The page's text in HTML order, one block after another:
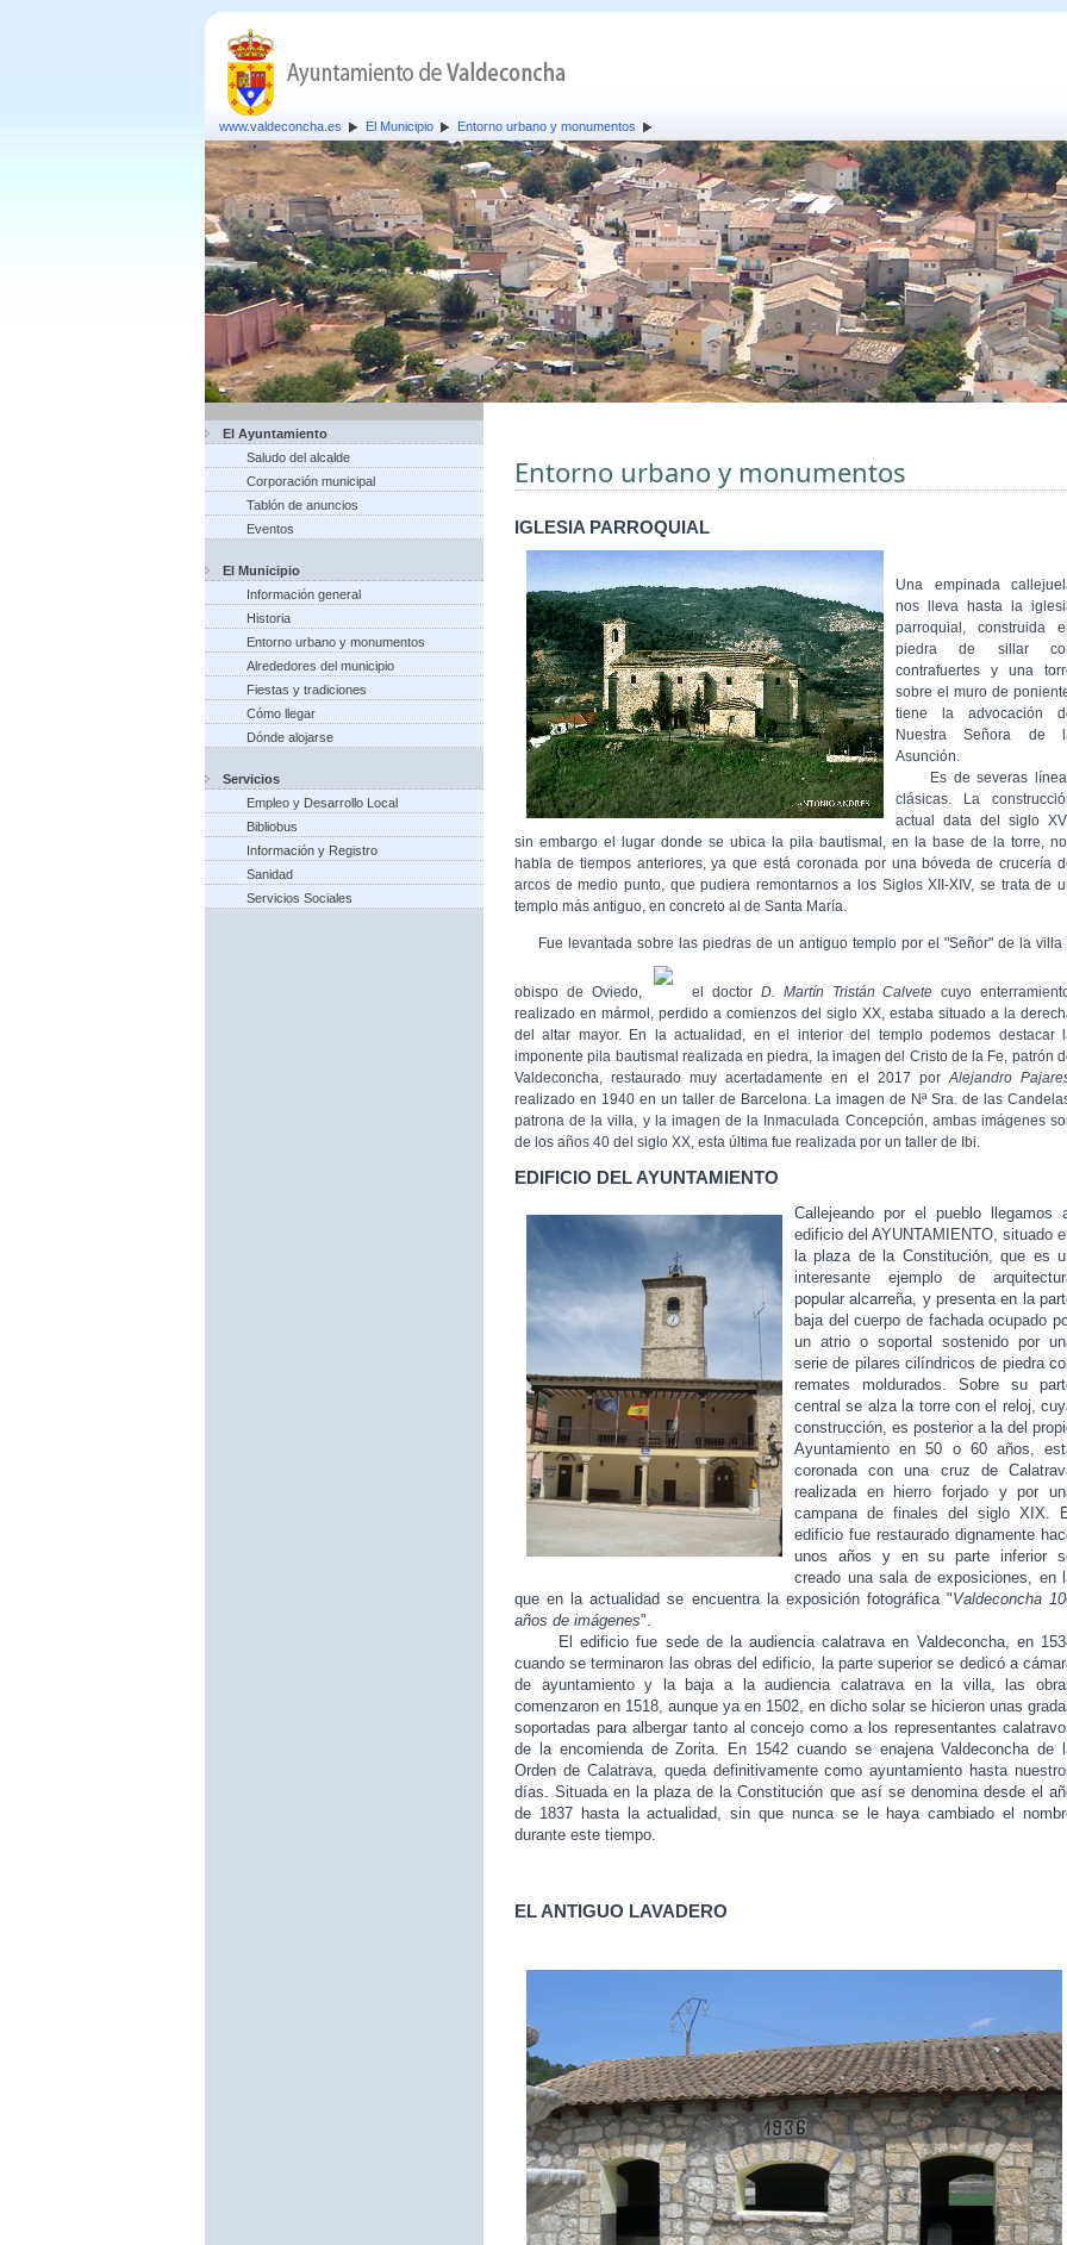
www.valdeconcha.es El Municipio Entorno urbano y monumentos
El Ayuntamiento
Saludo del alcalde
Corporación municipal
Tablón de anuncios
Eventos
El Municipio
Información general
Historia
Entorno urbano y monumentos
Alrededores del municipio
Fiestas y tradiciones
Cómo llegar
Dónde alojarse
Servicios
Empleo y Desarrollo Local
Bibliobus
Información y Registro
Sanidad
Servicios Sociales
Entorno urbano y monumentos
IGLESIA PARROQUIAL
Una empinada
nos lleva hasta la
parroquial, construida
piedra de sillar
contrafuertes y una
sobre el muro de
tiene la advocación
Nuestra Señora de
Asunción.
Es de severas
clásicas. La
actual data del siglo
sin embargo el lugar donde se ubica la pila bautismal, en la base de la torre,
habla de tiempos anteriores, ya que está coronada por una bóveda de crucería
arcos de medio punto, que pudiera remontarnos a los Siglos XII-XIV, se trata de
templo más antiguo, en concreto al de Santa María.
Fue levantada sobre las piedras de un antiguo templo por el "Señor" de la villa
obispo de Oviedo, el doctorD. Martín Tristán Calvete cuyo
realizado en mármol, perdido a comienzos del siglo XX, estaba situado a la
del altar mayor. En la actualidad, en el interior del templo podemos destacar
imponente pila bautismal realizada en piedra, la imagen del Cristo de la Fe, patrón
Valdeconcha, restaurado muy acertadamente en el 2017 por Alejandro
realizado en 1940 en un taller de Barcelona. La imagen de Nª Sra. de las
patrona de la villa, y la imagen de la Inmaculada Concepción, ambas imágenes
de los años 40 del siglo XX, esta última fue realizada por un taller de Ibi.
EDIFICIO DEL AYUNTAMIENTO
Callejeando por el pueblo llegamos
edificio del AYUNTAMIENTO, situado
la plaza de la Constitución, que es
interesante ejemplo de
popular alcarreña, y presenta en la
baja del cuerpo de fachada ocupado
un atrio o soportal sostenido por
serie de pilares cilíndricos de piedra
remates moldurados. Sobre su
central se alza la torre con el reloj,
construcción, es posterior a la del
Ayuntamiento en 50 o 60 años,
coronada con una cruz de
realizada en hierro forjado y por
campana de finales del siglo XIX.
edificio fue restaurado dignamente
unos años y en su parte inferior
creado una sala de exposiciones, en
que en la actualidad se encuentra la exposición fotográfica "Valdeconcha
años de imágenes".
El edificio fue sede de la audiencia calatrava en Valdeconcha, en
cuando se terminaron las obras del edificio, la parte superior se dedicó a
de ayuntamiento y la baja a la audiencia calatrava en la villa, las
comenzaron en 1518, aunque ya en 1502, en dicho solar se hicieron unas
soportadas para albergar tanto al concejo como a los representantes
de la encomienda de Zorita. En 1542 cuando se enajena Valdeconcha de
Orden de Calatrava, queda definitivamente como ayuntamiento hasta
días. Situada en la plaza de la Constitución que así se denomina desde el
de 1837 hasta la actualidad, sin que nunca se le haya cambiado el
durante este tiempo.
EL ANTIGUO LAVADERO